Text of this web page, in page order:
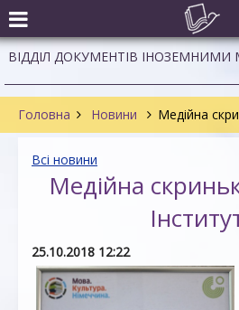
ВІДДІЛ ДОКУМЕНТІВ
Головна Новини Медійна
Всі новини
Медійна
25.10.2018 12:22